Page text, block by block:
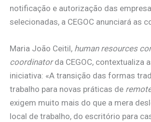
notificação e autorização das
selecionadas, a CEGOC anunciará as
Maria João Ceitil, human resources
coordinatorda CEGOC, contextualiza
iniciativa: «A transição das formas
trabalho para novas práticas de
exigem muito mais do que a mera
local de trabalho, do escritório para